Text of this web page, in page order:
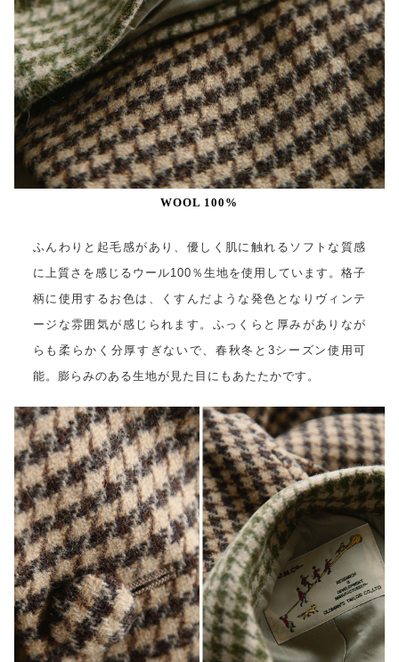
WOOL 100%
ふんわりと起毛感があり、優しく肌に触れるソフトな質感
に上質さを感じるウール100％生地を使用しています。格子
柄に使用するお色は、くすんだような発色となりヴィンテ
ージな雰囲気が感じられます。ふっくらと厚みがありなが
らも柔らかく分厚すぎないで、春秋冬と3シーズン使用可
能。膨らみのある生地が見た目にもあたたかです。